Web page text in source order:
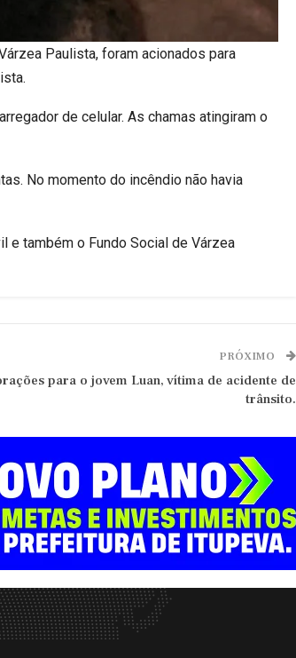
Paulista, foram acionados para
de celular. As chamas atingiram o
No momento do incêndio não havia
e também o Fundo Social de Várzea
PRÓXIMO
para o jovem Luan, vítima de acidente de
trânsito.